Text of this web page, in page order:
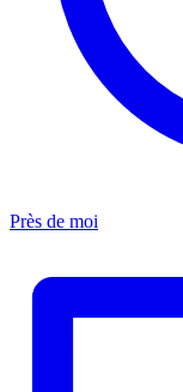
Près de moi